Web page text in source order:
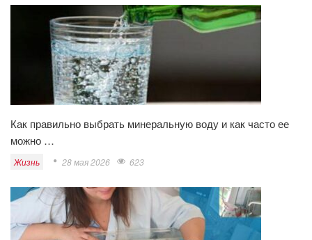
Как правильно выбрать минеральную воду и как часто ее
можно …
Жизнь 28 мая 2026 623